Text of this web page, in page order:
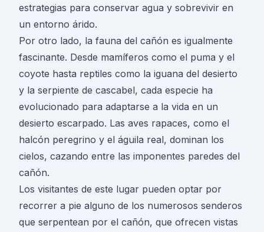
estrategias para conservar agua y sobrevivir en
un entorno árido.
Por otro lado, la fauna del cañón es igualmente
fascinante. Desde mamíferos como el puma y el
coyote hasta reptiles como la iguana del desierto
y la serpiente de cascabel, cada especie ha
evolucionado para adaptarse a la vida en un
desierto escarpado. Las aves rapaces, como el
halcón peregrino y el águila real, dominan los
cielos, cazando entre las imponentes paredes del
cañón.
Los visitantes de este lugar pueden optar por
recorrer a pie alguno de los numerosos senderos
que serpentean por el cañón, que ofrecen vistas